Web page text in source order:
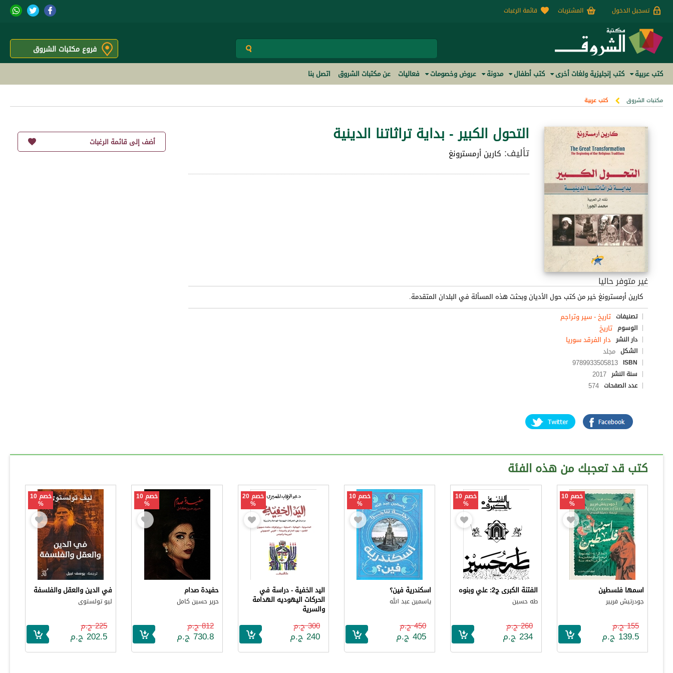
تسجيل الدخول المشتريات قائمة الرغبات
فروع مكتبات الشروق
كتب عربية كتب إنجليزية ولغات أخرى كتب أطفال مدونة عروض وخصومات فعاليات عن مكتبات الشروق اتصل بنا
مكتبات الشروق كتب عربية
التحول الكبير - بداية تراثاتنا الدينية
تأليف: كارين أرمسترونغ
غير متوفر حاليا
كارين أرمسترونغ خير من كتب حول الأديان وبحثت هذه المسألة في البلدان المتقدمة.
تصنيفات تاريخ - سير وتراجم
الوسوم تاريخ
دار النشر دار الفرقد سوريا
الشكل مجلد
ISBN
9789933505813
سنة النشر 2017
عدد الصفحات 574
أضف إلى قائمة الرغبات
كتب قد تعجبك من هذه الفئة
خصم 10
%
اسمها فلسطين
جودرتيش فريير
155 ج.م
139.5 ج.م
خصم 10
%
الفتنة الكبرى ج2: علي وبنوه
طه حسين
260 ج.م
234 ج.م
خصم 10
%
اسكندرية فين؟
ياسمين عبد الله
450 ج.م
405 ج.م
خصم 20
%
اليد الخفية - دراسة في
الحركات اليهوديه الهدامة
والسرية
عبد الوهاب المسيري
300 ج.م
240 ج.م
خصم 10
%
حفيدة صدام
حرير حسين كامل
812 ج.م
730.8 ج.م
خصم 10
%
في الدين والعقل والفلسفة
ليو تولستوى
225 ج.م
202.5 ج.م